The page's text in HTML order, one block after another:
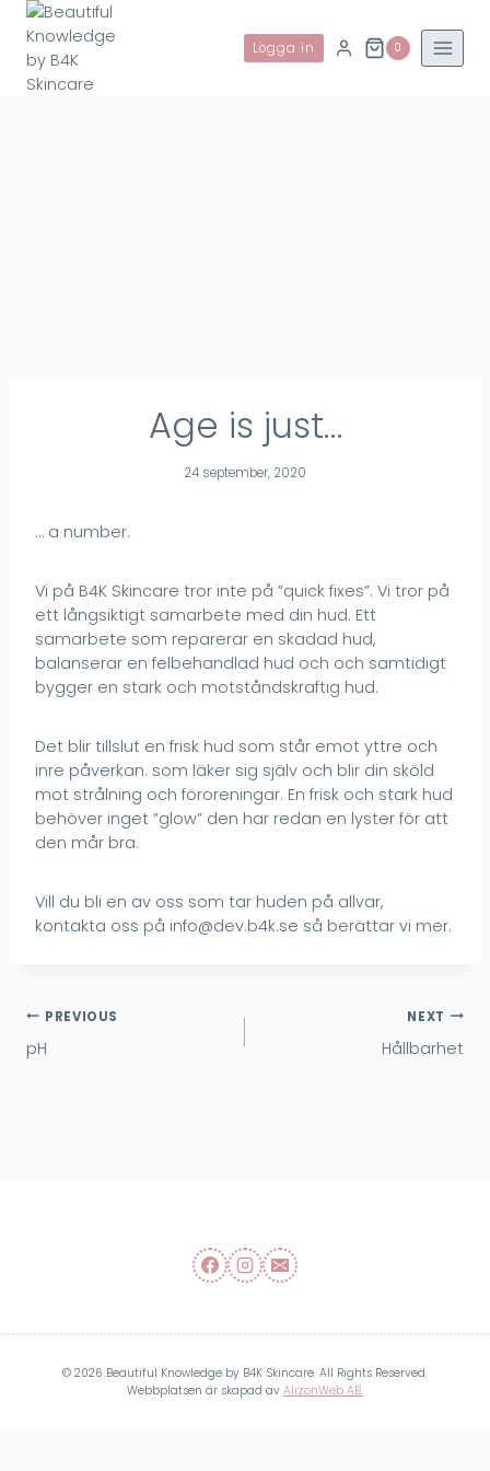
Skip
content
Logga in 0
Age is just…
24 september, 2020
… a number.
Vi på B4K Skincare tror inte på ”quick fixes”. Vi tror på
ett långsiktigt samarbete med din hud. Ett
samarbete som reparerar en skadad hud,
balanserar en felbehandlad hud och och samtidigt
bygger en stark och motståndskraftig hud.
Det blir tillslut en frisk hud som står emot yttre och
inre påverkan. som läker sig själv och blir din sköld
mot strålning och föroreningar. En frisk och stark hud
behöver inget ”glow” den har redan en lyster för att
den mår bra.
Vill du bli en av oss som tar huden på allvar,
kontakta oss på info@dev.b4k.se så berättar vi mer.
Inläggsnavigering
PREVIOUS
pH
NEXT
Hållbarhet
© 2026 Beautiful Knowledge by B4K Skincare. All Rights Reserved.
Webbplatsen är skapad av AlizonWeb AB.